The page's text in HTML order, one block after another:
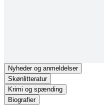
Nyhederog anmeldelser
Skønlitteratur
Krimi og spænding
Biografier